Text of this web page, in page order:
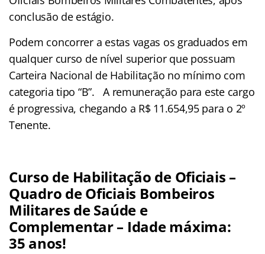
conclusão de estágio.
Podem concorrer a estas vagas os graduados em
qualquer curso de nível superior que possuam
Carteira Nacional de Habilitação no mínimo com
categoria tipo “B”. A remuneração para este cargo
é progressiva, chegando a R$ 11.654,95 para o 2º
Tenente.
Curso de Habilitação de Oficiais –
Quadro de Oficiais Bombeiros
Militares de Saúde e
Complementar – Idade máxima:
35 anos!